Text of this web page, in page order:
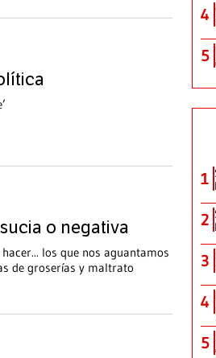
o negativa
hacer... los que nos aguantamos
de groserías y maltrato
4
5
1
2
3
4
5